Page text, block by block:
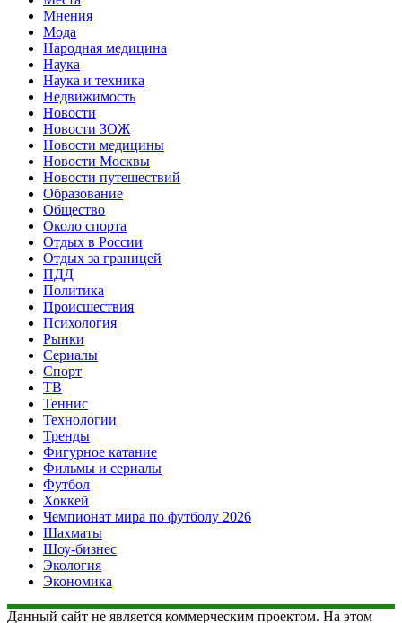
Мнения
Мода
Народная медицина
Наука
Наука и техника
Недвижимость
Новости
Новости ЗОЖ
Новости медицины
Новости Москвы
Новости путешествий
Образование
Общество
Около спорта
Отдых в России
Отдых за границей
ПДД
Политика
Происшествия
Психология
Рынки
Сериалы
Спорт
ТВ
Теннис
Технологии
Тренды
Фигурное катание
Фильмы и сериалы
Футбол
Хоккей
Чемпионат мира по футболу 2026
Шахматы
Шоу-бизнес
Экология
Экономика
Данный сайт не является коммерческим проектом. На этом